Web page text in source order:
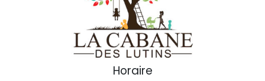
Horaire